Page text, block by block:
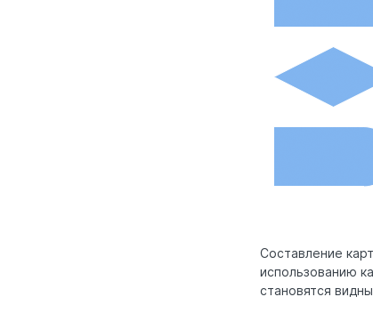
Составление
использованию
становятся